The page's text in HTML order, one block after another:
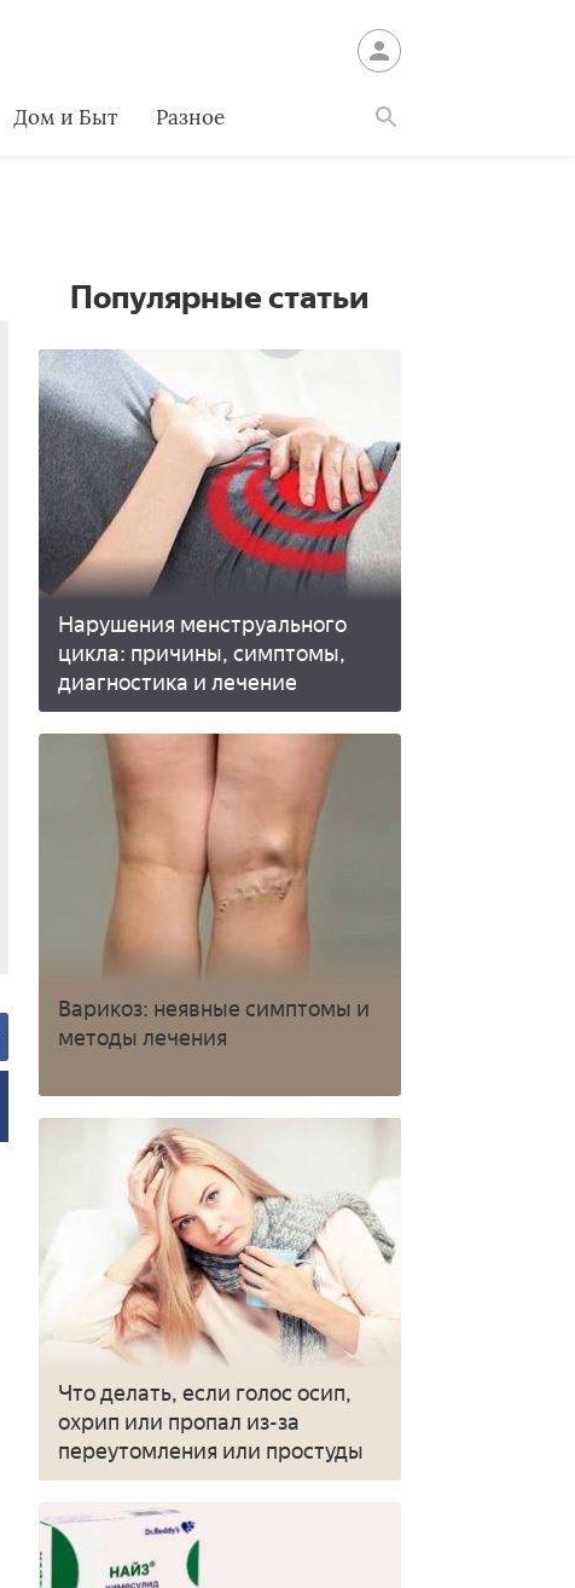
Дом и Быт Разное
Популярные статьи
Нарушения менструального
цикла: причины, симптомы,
диагностика и лечение
Варикоз: неявные симптомы и
методы лечения
Что делать, если голос осип,
охрип или пропал из-за
переутомления или простуды